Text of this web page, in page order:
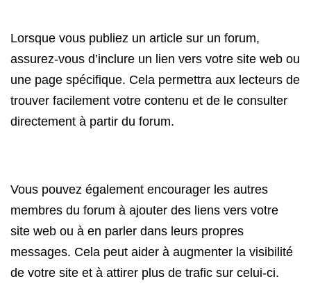
Lorsque vous publiez un article sur un forum,
assurez-vous d’inclure un lien vers votre site web ou
une page spécifique. Cela permettra aux lecteurs de
trouver facilement votre contenu et de le consulter
directement à partir du forum.
Vous pouvez également encourager les autres
membres du forum à ajouter des liens vers votre
site web ou à en parler dans leurs propres
messages. Cela peut aider à augmenter la visibilité
de votre site et à attirer plus de trafic sur celui-ci.